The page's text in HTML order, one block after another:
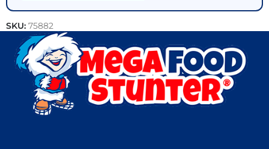
SKU: 75882
Categorieën:Handijsjes